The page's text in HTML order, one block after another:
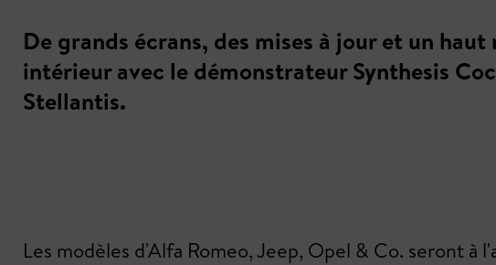
De grands écrans, des mises à jour et un
intérieur avec le démonstrateur Synthesis
Stellantis.
Les modèles d'Alfa Romeo, Jeep, Opel & Co. seront